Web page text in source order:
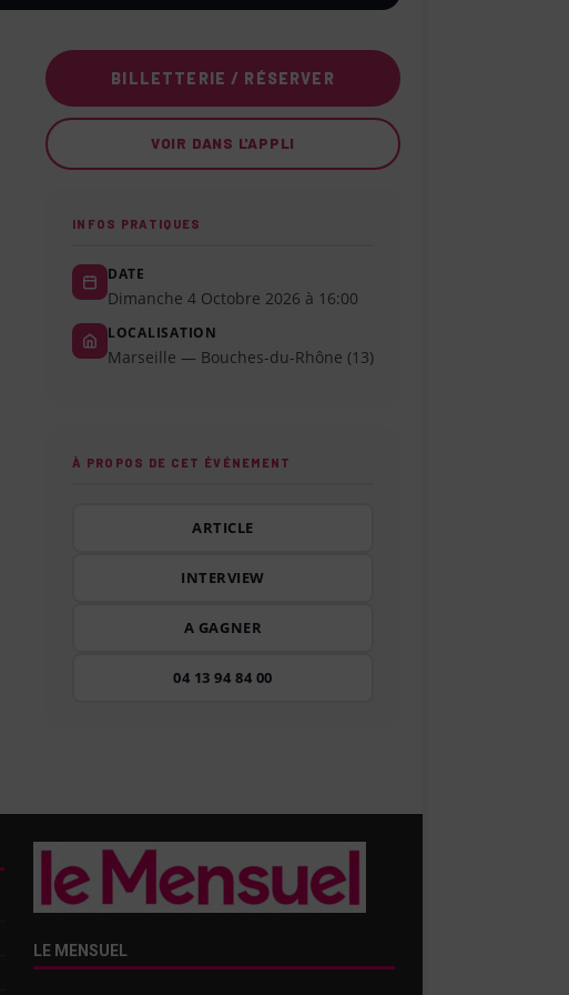
BILLETTERIE / RÉSERVER
VOIR DANS L'APPLI
INFOS PRATIQUES
DATE
Dimanche 4 Octobre 2026 à 16:00
LOCALISATION
Marseille — Bouches-du-Rhône (13)
À PROPOS DE CET ÉVÉNEMENT
ARTICLE
INTERVIEW
A GAGNER
04 13 94 84 00
LE MENSUEL